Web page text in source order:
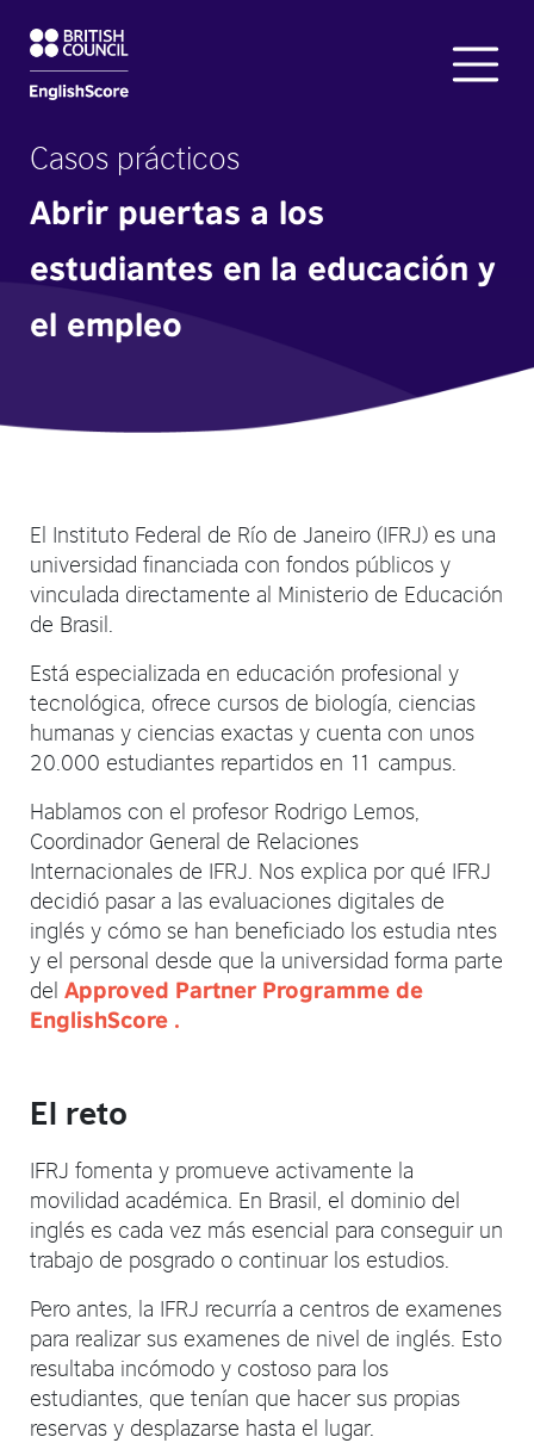
Casos prácticos
Abrir puertas a los
estudiantes en la educación y
el empleo
El Instituto Federal de Río de Janeiro (IFRJ) es una
universidad financiada con fondos públicos y
vinculada directamente al Ministerio de Educación
de Brasil.
Está especializada en educación profesional y
tecnológica, ofrece cursos de biología, ciencias
humanas y ciencias exactas y cuenta con unos
20.000 estudiantes repartidos en 11 campus.
Hablamos con el profesor Rodrigo Lemos,
Coordinador General de Relaciones
Internacionales de IFRJ. Nos explica por qué IFRJ
decidió pasar a las evaluaciones digitales de
inglés y cómo se han beneficiado los estudia ntes
y el personal desde que la universidad forma parte
del Approved Partner Programme de
EnglishScore .
El reto
IFRJ fomenta y promueve activamente la
movilidad académica. En Brasil, el dominio del
inglés es cada vez más esencial para conseguir un
trabajo de posgrado o continuar los estudios.
Pero antes, la IFRJ recurría a centros de examenes
para realizar sus examenes de nivel de inglés. Esto
resultaba incómodo y costoso para los
estudiantes, que tenían que hacer sus propias
reservas y desplazarse hasta el lugar.